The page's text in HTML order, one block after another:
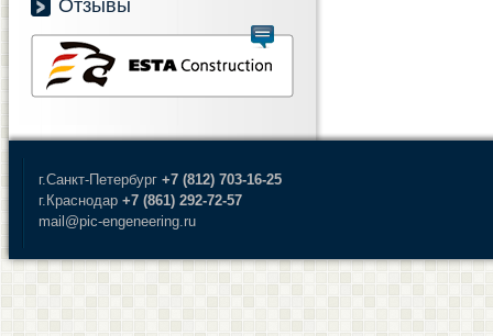
Отзывы
г.Санкт-Петербург +7 (812) 703-16-25
г.Краснодар +7 (861) 292-72-57
mail@pic-engeneering.ru